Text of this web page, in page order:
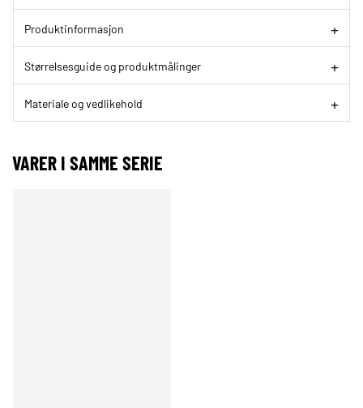
Produktinformasjon
Størrelsesguide og produktmålinger
Materiale og vedlikehold
VARER I SAMME SERIE